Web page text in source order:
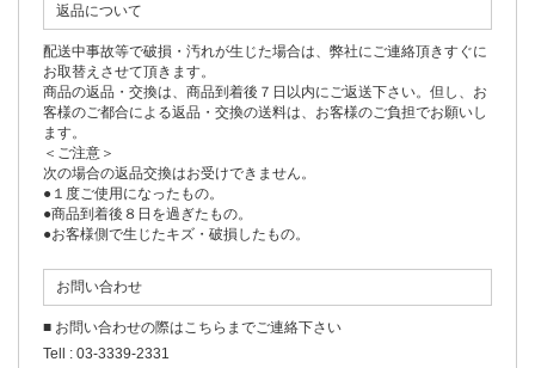
返品について
配送中事故等で破損・汚れが生じた場合は、弊社にご連絡頂きすぐに
お取替えさせて頂きます。
商品の返品・交換は、商品到着後７日以内にご返送下さい。但し、お
客様のご都合による返品・交換の送料は、お客様のご負担でお願いし
ます。
＜ご注意＞
次の場合の返品交換はお受けできません。
●１度ご使用になったもの。
●商品到着後８日を過ぎたもの。
●お客様側で生じたキズ・破損したもの。
お問い合わせ
■ お問い合わせの際はこちらまでご連絡下さい
Tell : 03-3339-2331